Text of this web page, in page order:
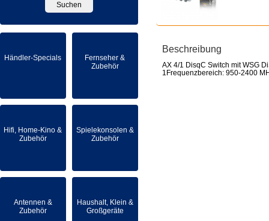
Beschreibung
AX 4/1 DisqC Switch mit WSG
1Frequenzbereich: 950-2400
Händler-Specials
Fernseher &
Zubehör
Hifi, Home-Kino &
Zubehör
Spielekonsolen &
Zubehör
Antennen &
Zubehör
Haushalt, Klein &
Großgeräte